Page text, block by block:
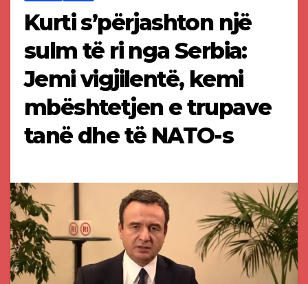
Kurti s’përjashton një
sulm të ri nga Serbia:
Jemi vigjilentë, kemi
mbështetjen e trupave
tanë dhe të NATO-s